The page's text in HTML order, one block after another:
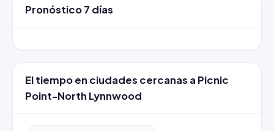
Pronóstico 7 días
El tiempo en ciudades cercanas a Picnic
Point-North Lynnwood